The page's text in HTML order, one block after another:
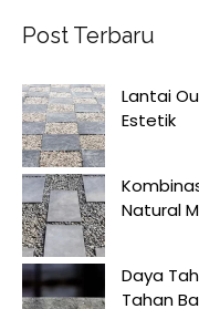
Post Terbaru
Lantai
Estetik
Natural
Daya
Tahan